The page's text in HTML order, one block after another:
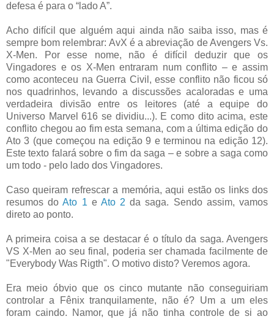
defesa é para o “lado A”.
Acho difícil que alguém aqui ainda não saiba isso, mas é
sempre bom relembrar: AvX é a abreviação de Avengers Vs.
X-Men. Por esse nome, não é difícil deduzir que os
Vingadores e os X-Men entraram num conflito – e assim
como aconteceu na Guerra Civil, esse conflito não ficou só
nos quadrinhos, levando a discussões acaloradas e uma
verdadeira divisão entre os leitores (até a equipe do
Universo Marvel 616 se dividiu...). E como dito acima, este
conflito chegou ao fim esta semana, com a última edição do
Ato 3 (que começou na edição 9 e terminou na edição 12).
Este texto falará sobre o fim da saga – e sobre a saga como
um todo - pelo lado dos Vingadores.
Caso queiram refrescar a memória, aqui estão os links dos
resumos doAto 1 e Ato 2 da saga. Sendo assim, vamos
direto ao ponto.
A primeira coisa a se destacar é o título da saga. Avengers
VS X-Men ao seu final, poderia ser chamada facilmente de
"Everybody Was Rigth". O motivo disto? Veremos agora.
Era meio óbvio que os cinco mutante não conseguiriam
controlar a Fênix tranquilamente, não é? Um a um eles
foram caindo. Namor, que já não tinha controle de si ao